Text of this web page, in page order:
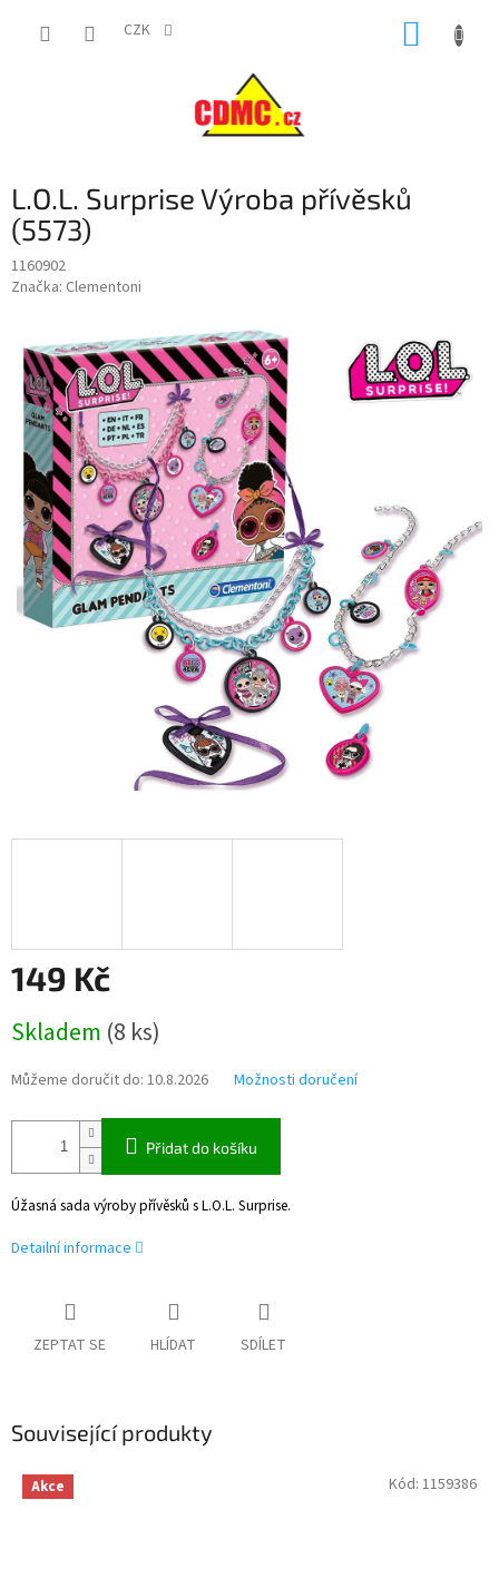
CZK
L.O.L. Surprise Výroba přívěsků
(5573)
1160902
Značka: Clementoni
149 Kč
cena:
Skladem (8 ks)
Můžeme doručit do: 10.8.2026 Možnosti doručení
Přidat do košíku
Úžasná sada výroby přívěsků s L.O.L. Surprise.
Detailní informace
ZEPTAT SE HLÍDAT SDÍLET
Související produkty
Akce Kód: 1159386